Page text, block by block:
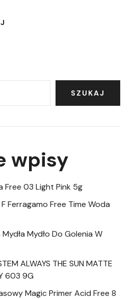
SZUKAJ
wpisy
Free 03 Light Pink 5g
Ferragamo Free Time Woda
Mydło Do Golenia W
ALWAYS THE SUN MATTE
603 9G
Magic Primer Acid Free 8